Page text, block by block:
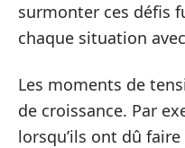
surmonter ces défis
chaque situation
Les moments de
de croissance. Par
lorsqu’ils ont dû